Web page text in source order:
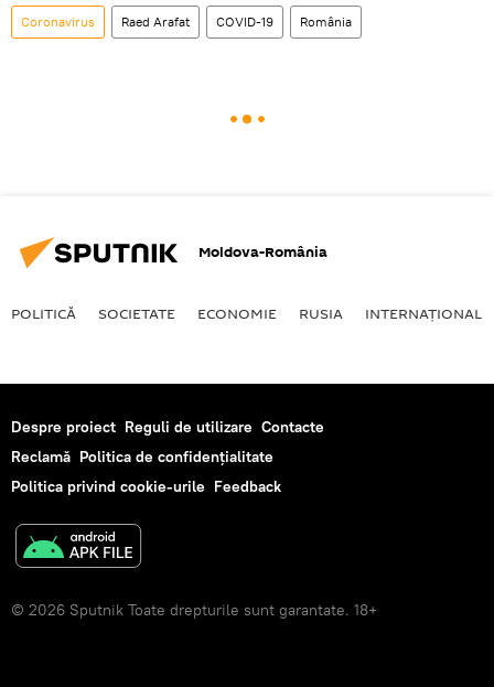
Coronavirus Raed Arafat COVID-19 România
Moldova-România
POLITICĂ SOCIETATE ECONOMIE RUSIA INTERNAŢIONAL
Despre proiect Reguli de utilizare Contacte
Reclamă Politica de confidențialitate
Politica privind cookie-urile Feedback
© 2026 Sputnik Toate drepturile sunt garantate. 18+